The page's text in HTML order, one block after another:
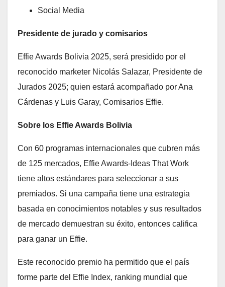
Social Media
Presidente de jurado y comisarios
Effie Awards Bolivia 2025, será presidido por el
reconocido marketer Nicolás Salazar, Presidente de
Jurados 2025; quien estará acompañado por Ana
Cárdenas y Luis Garay, Comisarios Effie.
Sobre los Effie Awards Bolivia
Con 60 programas internacionales que cubren más
de 125 mercados, Effie Awards-Ideas That Work
tiene altos estándares para seleccionar a sus
premiados. Si una campaña tiene una estrategia
basada en conocimientos notables y sus resultados
de mercado demuestran su éxito, entonces califica
para ganar un Effie.
Este reconocido premio ha permitido que el país
forme parte del Effie Index, ranking mundial que